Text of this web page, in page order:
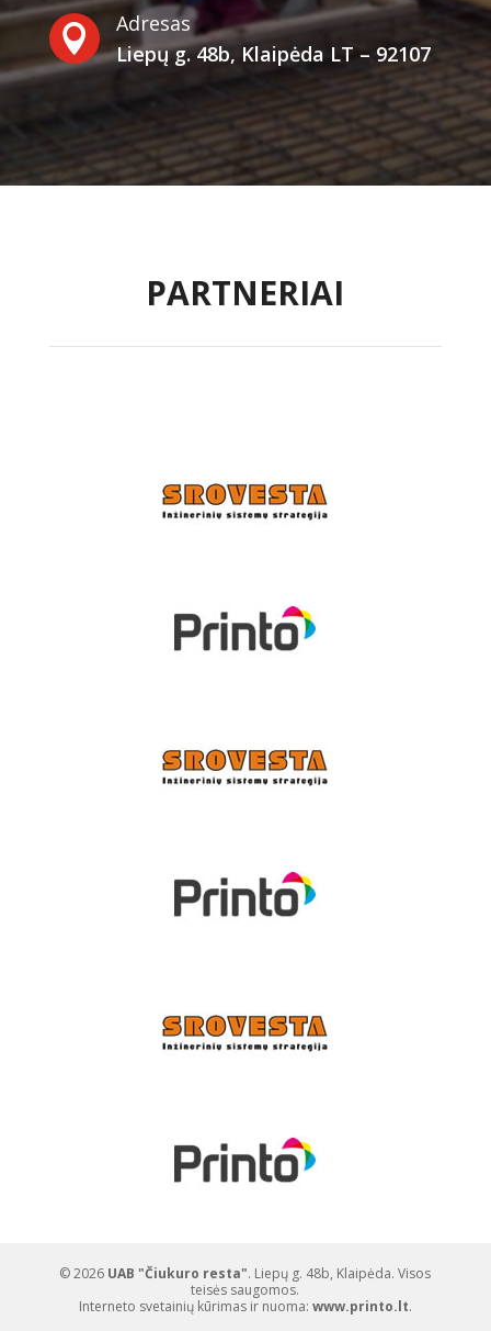

Adresas
Liepų g. 48b, Klaipėda LT – 92107
PARTNERIAI
© 2026 UAB "Čiukuro resta". Liepų g. 48b, Klaipėda. Visos
teisės saugomos.
Interneto svetainių kūrimas ir nuoma: www.printo.lt.